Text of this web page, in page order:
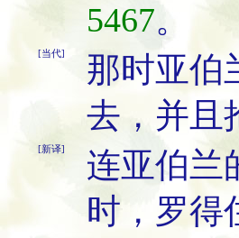
5467。
[当代]
那时亚伯
去，并且
[新译]
连亚伯兰
时，罗得